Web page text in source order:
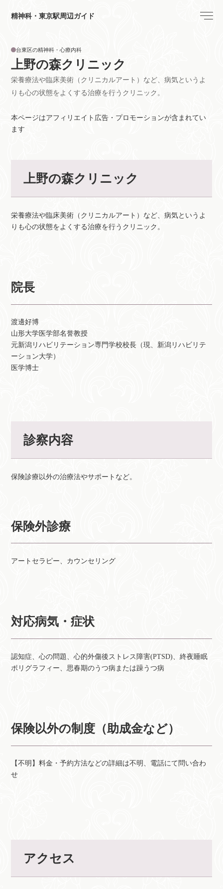
精神科・東京駅周辺ガイド
上野の森クリニック
栄養療法や臨床美術（クリニカルアート）など、病気というよ
りも心の状態をよくする治療を行うクリニック。
台東区の精神科・心療内科
本ページはアフィリエイト広告・プロモーションが含まれてい
ます
上野の森クリニック
栄養療法や臨床美術（クリニカルアート）など、病気というよ
りも心の状態をよくする治療を行うクリニック。
院長
渡邊好博
山形大学医学部名誉教授
元新潟リハビリテーション専門学校校長（現、新潟リハビリテ
ーション大学）
医学博士
診察内容
保険診療以外の治療法やサポートなど。
保険外診療
アートセラピー、カウンセリング
対応病気・症状
認知症、心の問題、心的外傷後ストレス障害(PTSD)、終夜睡眠
ポリグラフィー、思春期のうつ病または躁うつ病
保険以外の制度（助成金など）
【不明】料金・予約方法などの詳細は不明、電話にて問い合わ
せ
アクセス